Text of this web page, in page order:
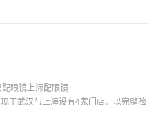
眼镜上海配眼镜
于武汉与上海设有4家门店。以完整验